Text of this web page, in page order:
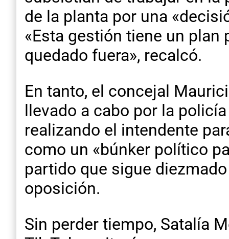
de la planta por una
«Esta gestión tiene un plan
quedado fuera», recalcó.
En tanto, el concejal
llevado a cabo por la
realizando el intendente
como un «búnker político
partido que sigue
oposición.
Sin perder tiempo, Satalía